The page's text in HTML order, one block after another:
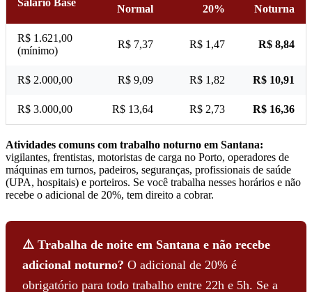
Salário Base
Normal
20%
Noturna
R$ 1.621,00
(mínimo)
R$ 7,37 R$ 1,47 R$ 8,84
R$ 2.000,00 R$ 9,09 R$ 1,82 R$ 10,91
R$ 3.000,00 R$ 13,64 R$ 2,73 R$ 16,36
Atividades comuns com trabalho noturno em Santana:
vigilantes, frentistas, motoristas de carga no Porto, operadores de
máquinas em turnos, padeiros, seguranças, profissionais de saúde
(UPA, hospitais) e porteiros. Se você trabalha nesses horários e não
recebe o adicional de 20%, tem direito a cobrar.
⚠️ Trabalha de noite em Santana e não recebe
adicional noturno? O adicional de 20% é
obrigatório para todo trabalho entre 22h e 5h. Se a